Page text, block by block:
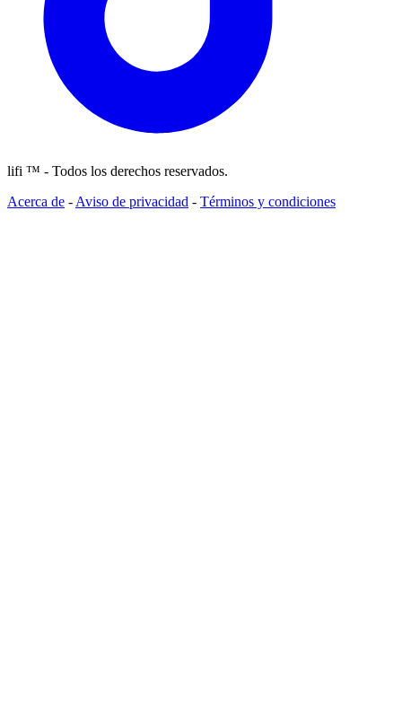
lifi ™ - Todos los derechos reservados.
Acerca de - Aviso de privacidad - Términos y condiciones